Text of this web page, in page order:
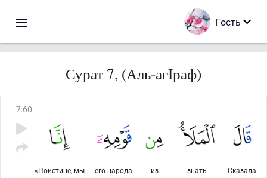
Гость
Сурат 7, (Аль-агIраф)
7:60
Сказала
знать
из
его народа:
«Поистине, мы